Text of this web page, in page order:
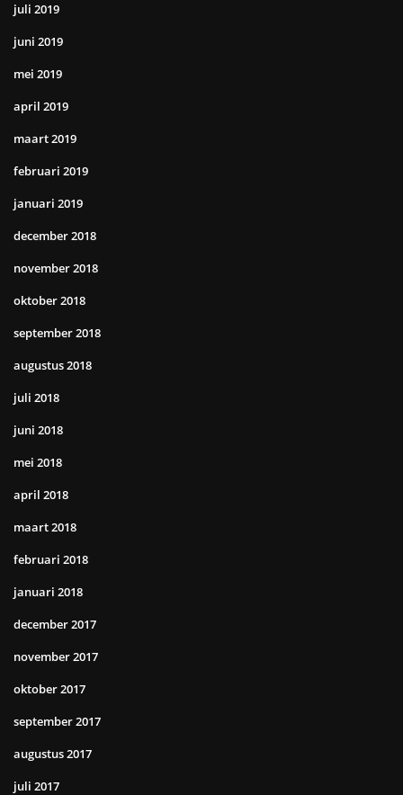
juli 2019
juni 2019
mei 2019
april 2019
maart 2019
februari 2019
januari 2019
december 2018
november 2018
oktober 2018
september 2018
augustus 2018
juli 2018
juni 2018
mei 2018
april 2018
maart 2018
februari 2018
januari 2018
december 2017
november 2017
oktober 2017
september 2017
augustus 2017
juli 2017